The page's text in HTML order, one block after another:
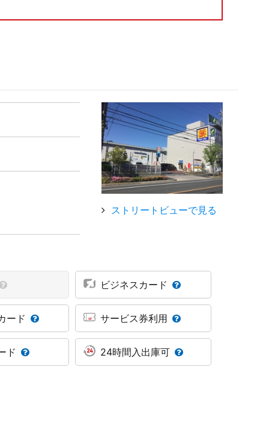
ストリートビューで見る
ビジネスカード
ード サービス券利用
ド 24時間入出庫可